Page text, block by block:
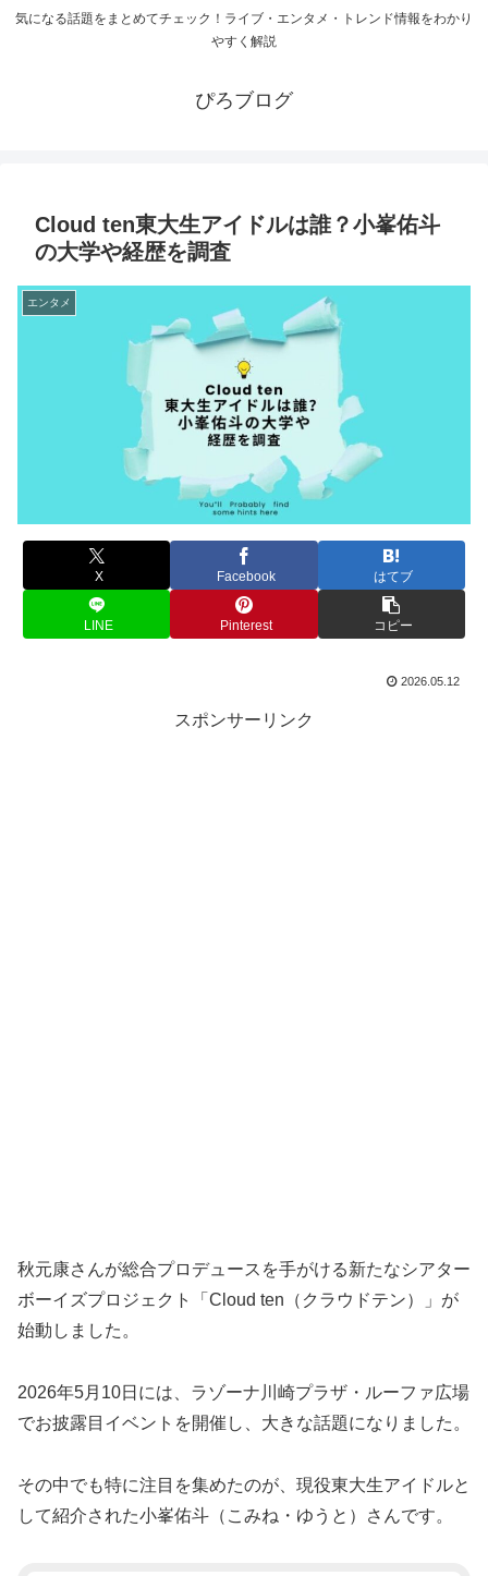
気になる話題をまとめてチェック！ライブ・エンタメ・トレンド情報をわかり
やすく解説
ぴろブログ
Cloud ten東大生アイドルは誰？小峯佑斗
の大学や経歴を調査
エンタメ
X Facebook はてブ
LINE Pinterest コピー
2026.05.12
スポンサーリンク
秋元康さんが総合プロデュースを手がける新たなシアター
ボーイズプロジェクト「Cloud ten（クラウドテン）」が
始動しました。
2026年5月10日には、ラゾーナ川崎プラザ・ルーファ広場
でお披露目イベントを開催し、大きな話題になりました。
その中でも特に注目を集めたのが、現役東大生アイドルと
して紹介された小峯佑斗（こみね・ゆうと）さんです。